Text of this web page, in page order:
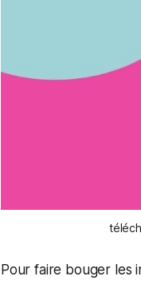
Pour faire bouger les